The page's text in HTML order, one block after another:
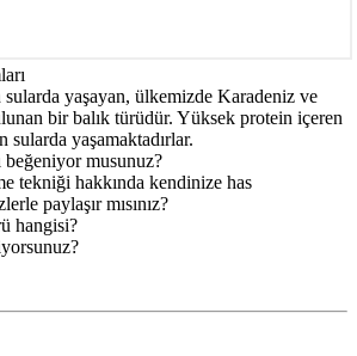
sularda yaşayan, ülkemizde Karadeniz ve
bir balık türüdür. Yüksek protein içeren
yaşamaktadırlar.
beğeniyor musunuz?
tekniği hakkında kendinize has
paylaşır mısınız?
hangisi?